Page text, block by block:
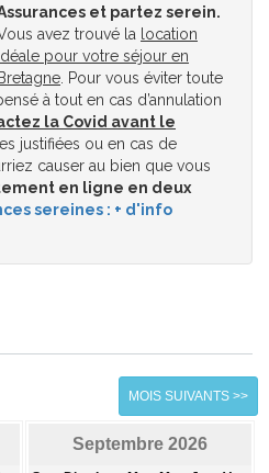
et partez serein.
avez trouvé la
location
pour votre séjour en
Bretagne . Pour vous éviter toute
à tout en cas d’annulation
la Covid avant le
justifiées ou en cas de
causer au bien que vous
en ligne en deux
sereines : + d'info
MOIS SUIVANTS >>
Septembre 2026